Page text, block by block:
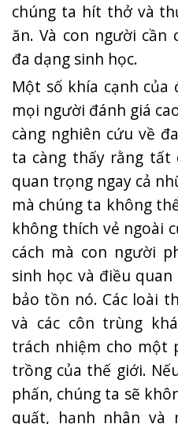
chúng ta hít thở và
ăn. Và con người cần
đa dạng sinh học.
Một số khía cạnh của
mọi người đánh giá
càng nghiên cứu về
ta càng thấy rằng tất
quan trọng ngay cả
mà chúng ta không
không thích vẻ ngoài
cách mà con người
sinh học và điều
bảo tồn nó. Các loài
và các côn trùng
trách nhiệm cho một
trồng của thế giới.
phấn, chúng ta sẽ
quất, hạnh nhân và